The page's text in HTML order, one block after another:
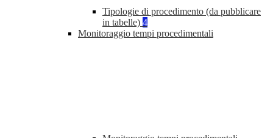
Tipologie di procedimento (da pubblicare
in tabelle) 4
Monitoraggio tempi procedimentali